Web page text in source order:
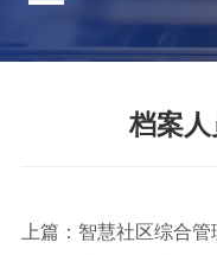
档案
上篇： 智慧社区综合管